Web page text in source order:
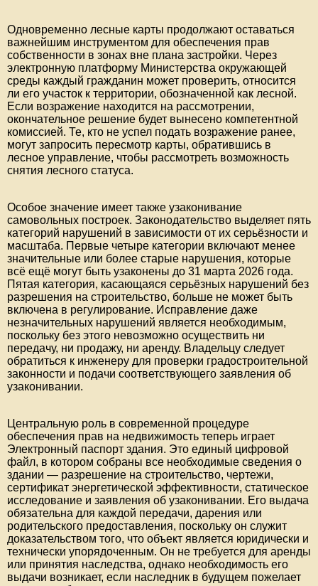
Одновременно лесные карты продолжают оставаться
важнейшим инструментом для обеспечения прав
собственности в зонах вне плана застройки. Через
электронную платформу Министерства окружающей
среды каждый гражданин может проверить, относится
ли его участок к территории, обозначенной как лесной.
Если возражение находится на рассмотрении,
окончательное решение будет вынесено компетентной
комиссией. Те, кто не успел подать возражение ранее,
могут запросить пересмотр карты, обратившись в
лесное управление, чтобы рассмотреть возможность
снятия лесного статуса.
Особое значение имеет также узаконивание
самовольных построек. Законодательство выделяет пять
категорий нарушений в зависимости от их серьёзности и
масштаба. Первые четыре категории включают менее
значительные или более старые нарушения, которые
всё ещё могут быть узаконены до 31 марта 2026 года.
Пятая категория, касающаяся серьёзных нарушений без
разрешения на строительство, больше не может быть
включена в регулирование. Исправление даже
незначительных нарушений является необходимым,
поскольку без этого невозможно осуществить ни
передачу, ни продажу, ни аренду. Владельцу следует
обратиться к инженеру для проверки градостроительной
законности и подачи соответствующего заявления об
узаконивании.
Центральную роль в современной процедуре
обеспечения прав на недвижимость теперь играет
Электронный паспорт здания. Это единый цифровой
файл, в котором собраны все необходимые сведения о
здании — разрешение на строительство, чертежи,
сертификат энергетической эффективности, статическое
исследование и заявления об узаконивании. Его выдача
обязательна для каждой передачи, дарения или
родительского предоставления, поскольку он служит
доказательством того, что объект является юридически и
технически упорядоченным. Он не требуется для аренды
или принятия наследства, однако необходимость его
выдачи возникает, если наследник в будущем пожелает